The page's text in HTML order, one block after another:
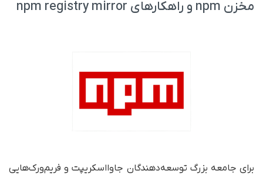
مخزن npm و راهکارهای npm registry mirror
برای جامعه بزرگ توسعه‌دهندگان جاوااسکریپت و فریم‌ورک‌هایی